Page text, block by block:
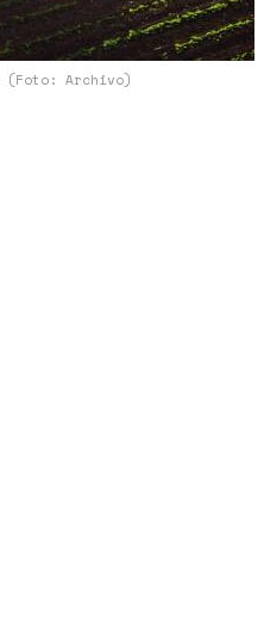
(Foto: Archivo)